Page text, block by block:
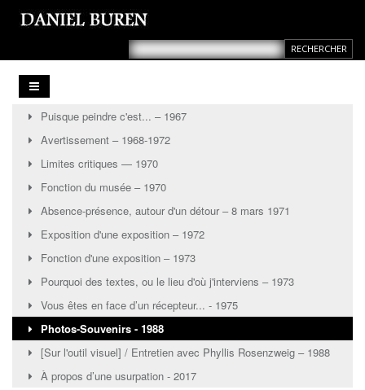
Puisque peindre c'est... – 1967
Avertissement – 1968-1972
Limites critiques — 1970
Fonction du musée – 1970
Absence-présence, autour d'un détour ‒ 8 mars 1971
Exposition d'une exposition – 1972
Fonction d'une exposition ‒ 1973
Pourquoi des textes, ou le lieu d'où j'interviens ‒ 1973
Vous êtes en face d’un récepteur... - 1975
Photos-Souvenirs - 1988
[Sur l'outil visuel] / Entretien avec Phyllis Rosenzweig – 1988
À propos d’une usurpation - 2017